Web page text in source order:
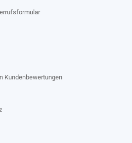
Kundenbewertungen